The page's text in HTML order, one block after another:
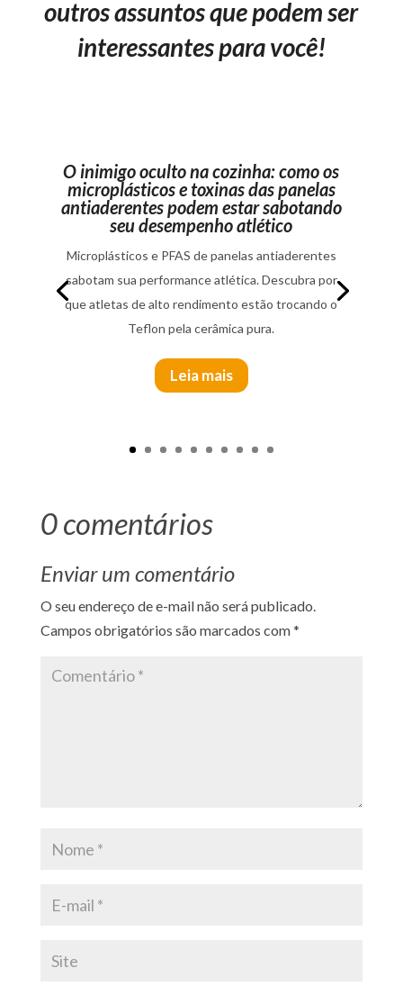
outros assuntos que podem ser
interessantes para você!
O inimigo oculto na cozinha: como os
microplásticos e toxinas das panelas
antiaderentes podem estar sabotando
seu desempenho atlético
Microplásticos e PFAS de panelas antiaderentes
sabotam sua performance atlética. Descubra por
que atletas de alto rendimento estão trocando o
Teflon pela cerâmica pura.
Leia mais
0 comentários
Enviar um comentário
O seu endereço de e-mail não será publicado.
Campos obrigatórios são marcados com*